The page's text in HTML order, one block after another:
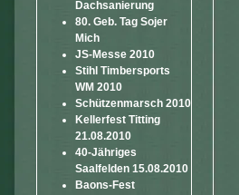
Dachsanierung
80. Geb. Tag Sojer
Mich
JS-Messe 2010
Stihl Timbersports
WM 2010
Schützenmarsch 2010
Kellerfest Titting
21.08.2010
40-Jähriges
Saalfelden 15.08.2010
Baons-Fest